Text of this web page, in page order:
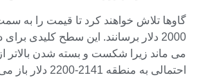
گاوها تلاش خواهند کرد تا قیمت را به
2000 دلار برسانند. این سطح کلیدی
می ماند زیرا شکست و بسته شدن بالاتر
احتمالی به منطقه 2141-2200 دلار باز می کند.